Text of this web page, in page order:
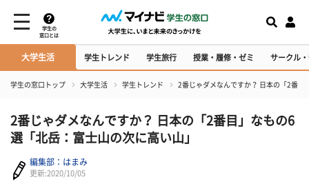
学生の
窓口とは
大学生活 学生トレンド 学生旅行 授業・履修・ゼミ サークル
学生の窓口トップ 大学生活 学生トレンド 2番じゃダメなんですか？ 日本の「2番目
2番じゃダメなんですか？ 日本の「2番目」なもの6
選「北岳：富士山の次に高い山」
編集部：はまみ
更新:2020/10/05